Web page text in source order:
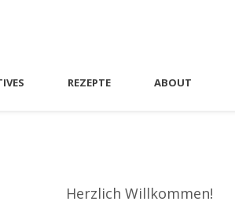
REZEPTE ABOUT
Herzlich Willkommen!